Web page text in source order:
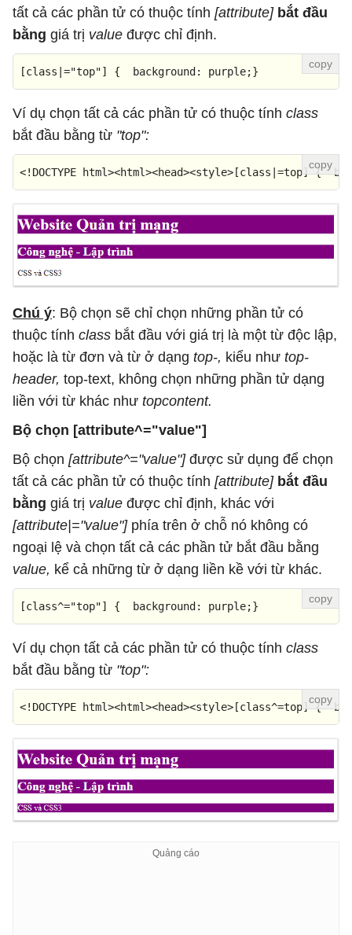
tất cả các phần tử có thuộc tính [attribute] bắt đầu
bằng giá trị value được chỉ định.
[class|="top"] { background : purple;}
Ví dụ chọn tất cả các phần tử có thuộc tính class
bắt đầu bằng từ "top":
<!DOCTYPE html><html><head><style> [class|=top] {
Chú ý: Bộ chọn sẽ chỉ chọn những phần tử có
thuộc tính class bắt đầu với giá trị là một từ độc lập,
hoặc là từ đơn và từ ở dạng top-, kiểu như top-
header, top-text, không chọn những phần tử dạng
liền với từ khác như topcontent.
Bộ chọn [attribute^="value"]
Bộ chọn [attribute^="value"]được sử dụng để chọn
tất cả các phần tử có thuộc tính [attribute] bắt đầu
bằng giá trị value được chỉ định, khác với
[attribute|="value"]phía trên ở chỗ nó không có
ngoại lệ và chọn tất cả các phần tử bắt đầu bằng
value, kể cả những từ ở dạng liền kề với từ khác.
[class^="top"] { background : purple;}
Ví dụ chọn tất cả các phần tử có thuộc tính class
bắt đầu bằng từ "top":
<!DOCTYPE html><html><head><style> [class^=top] {